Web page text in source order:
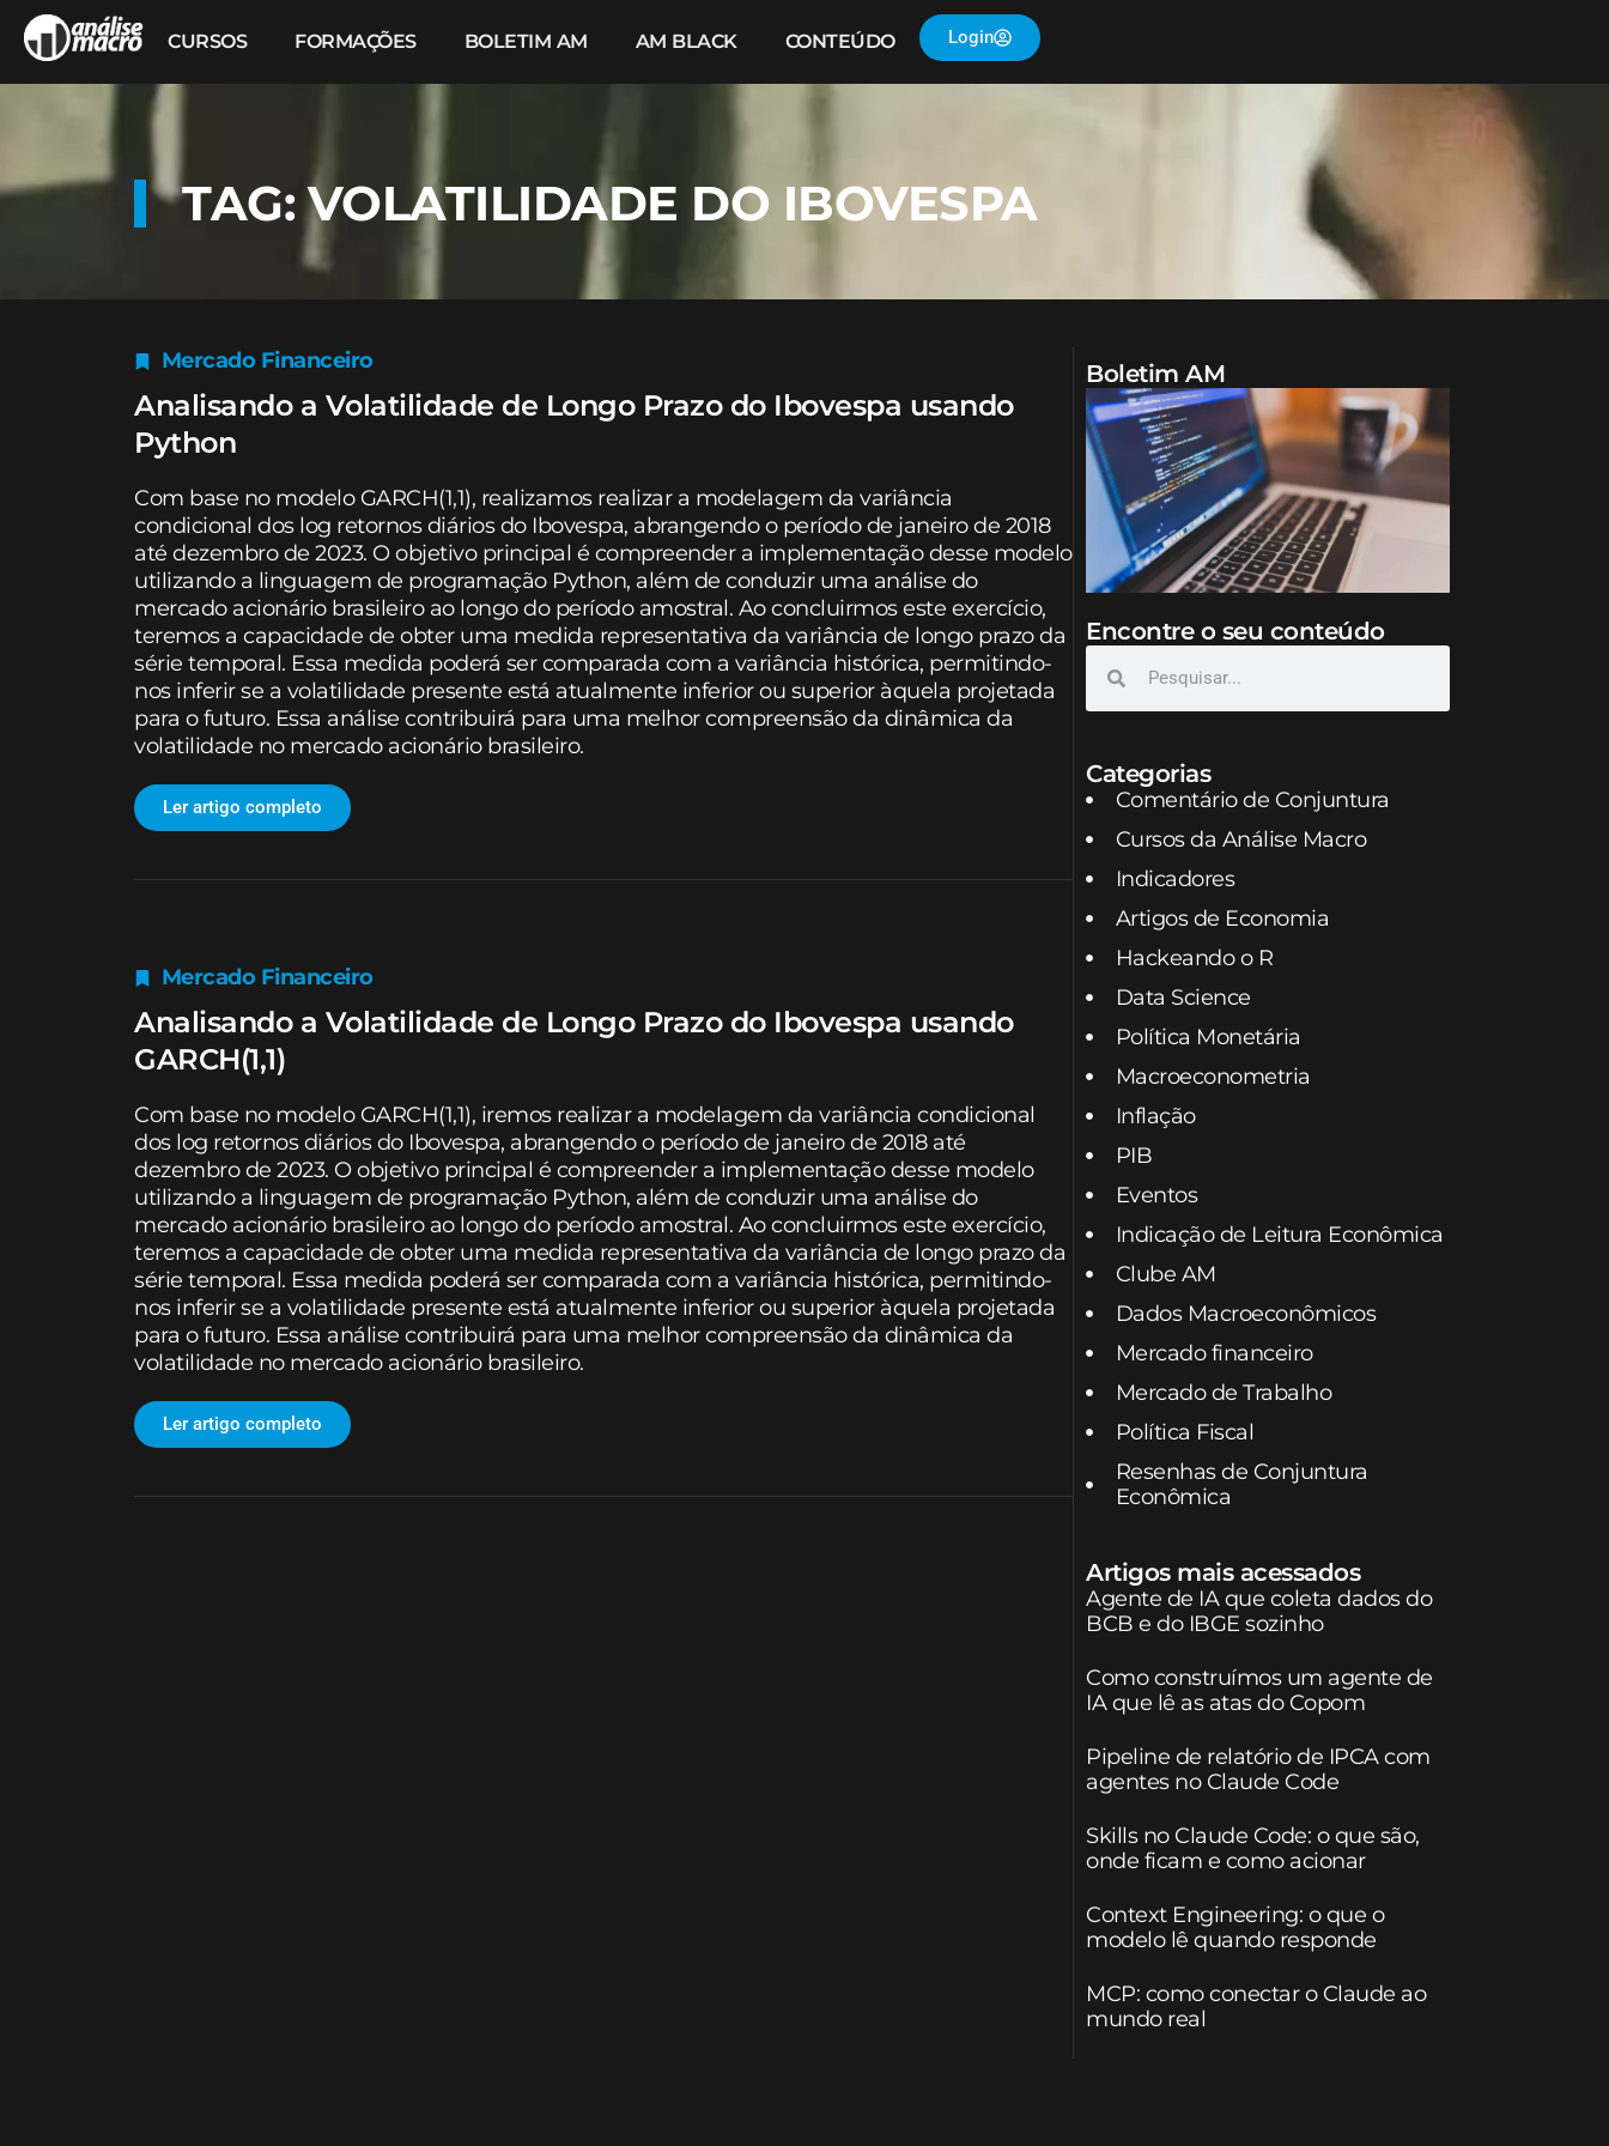
CURSOS FORMAÇÕES BOLETIM AM AM BLACK CONTEÚDO Login
TAG: VOLATILIDADE DO IBOVESPA
Mercado Financeiro
Analisando a Volatilidade de Longo Prazo do Ibovespa usando
Python
Com base no modelo GARCH(1,1), realizamos realizar a modelagem da variância
condicional dos log retornos diários do Ibovespa, abrangendo o período de janeiro de 2018
até dezembro de 2023. O objetivo principal é compreender a implementação desse modelo
utilizando a linguagem de programação Python, além de conduzir uma análise do
mercado acionário brasileiro ao longo do período amostral. Ao concluirmos este exercício,
teremos a capacidade de obter uma medida representativa da variância de longo prazo da
série temporal. Essa medida poderá ser comparada com a variância histórica, permitindo-
nos inferir se a volatilidade presente está atualmente inferior ou superior àquela projetada
para o futuro. Essa análise contribuirá para uma melhor compreensão da dinâmica da
volatilidade no mercado acionário brasileiro.
Ler artigo completo
Mercado Financeiro
Analisando a Volatilidade de Longo Prazo do Ibovespa usando
GARCH(1,1)
Com base no modelo GARCH(1,1), iremos realizar a modelagem da variância condicional
dos log retornos diários do Ibovespa, abrangendo o período de janeiro de 2018 até
dezembro de 2023. O objetivo principal é compreender a implementação desse modelo
utilizando a linguagem de programação Python, além de conduzir uma análise do
mercado acionário brasileiro ao longo do período amostral. Ao concluirmos este exercício,
teremos a capacidade de obter uma medida representativa da variância de longo prazo da
série temporal. Essa medida poderá ser comparada com a variância histórica, permitindo-
nos inferir se a volatilidade presente está atualmente inferior ou superior àquela projetada
para o futuro. Essa análise contribuirá para uma melhor compreensão da dinâmica da
volatilidade no mercado acionário brasileiro.
Ler artigo completo
Boletim AM
Encontre o seu conteúdo
Categorias
Comentário de Conjuntura
Cursos da Análise Macro
Indicadores
Artigos de Economia
Hackeando o R
Data Science
Política Monetária
Macroeconometria
Inflação
PIB
Eventos
Indicação de Leitura Econômica
Clube AM
Dados Macroeconômicos
Mercado financeiro
Mercado de Trabalho
Política Fiscal
Resenhas de Conjuntura
Econômica
Artigos mais acessados
Agente de IA que coleta dados do
BCB e do IBGE sozinho
Como construímos um agente de
IA que lê as atas do Copom
Pipeline de relatório de IPCA com
agentes no Claude Code
Skills no Claude Code: o que são,
onde ficam e como acionar
Context Engineering: o que o
modelo lê quando responde
MCP: como conectar o Claude ao
mundo real